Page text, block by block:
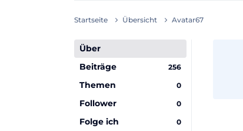
Startseite Übersicht Avatar67
Über
Beiträge
256
Themen 0
Follower 0
Folge ich 0